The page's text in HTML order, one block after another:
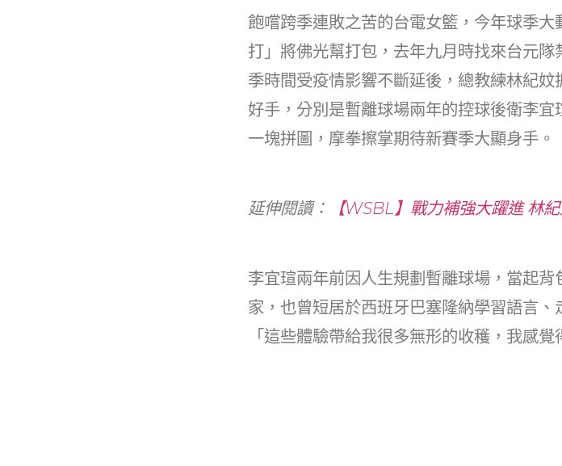
e c
e
b
o
o
k
itt
er
ai
l
C
h
at
k
e
dI
n
飽嚐跨季連敗之苦的台電女籃，今年球季
打」將佛光幫打包，去年九月時找來台元
季時間受疫情影響不斷延後，總教練林紀
好手，分別是暫離球場兩年的控球後衛李
一塊拼圖，摩拳擦掌期待新賽季大顯身手。
延伸閱讀： 【WSBL】戰力補強大躍進 林
李宜瑄兩年前因人生規劃暫離球場，當起
家，也曾短居於西班牙巴塞隆納學習語言、
「這些體驗帶給我很多無形的收穫，我感